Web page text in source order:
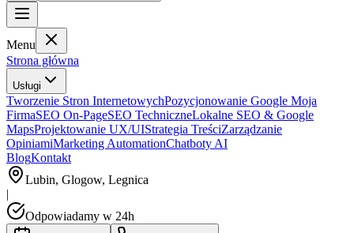
Menu
Strona główna
Usługi
Tworzenie Stron InternetowychPozycjonowanie Google Moja
FirmaSEO On-PageSEO TechniczneLokalne SEO & Google
MapsProjektowanie UX/UIStrategia TreściZarządzanie
OpiniamiMarketing AutomationChatboty AI
BlogKontakt
Lubin, Glogow, Legnica
|
Odpowiadamy w 24h